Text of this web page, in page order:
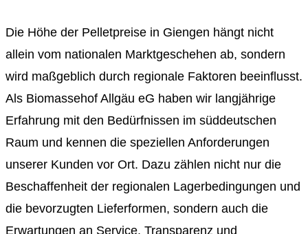
Die Höhe der Pelletpreise in Giengen hängt nicht
allein vom nationalen Marktgeschehen ab, sondern
wird maßgeblich durch regionale Faktoren beeinflusst.
Als Biomassehof Allgäu eG haben wir langjährige
Erfahrung mit den Bedürfnissen im süddeutschen
Raum und kennen die speziellen Anforderungen
unserer Kunden vor Ort. Dazu zählen nicht nur die
Beschaffenheit der regionalen Lagerbedingungen und
die bevorzugten Lieferformen, sondern auch die
Erwartungen an Service, Transparenz und